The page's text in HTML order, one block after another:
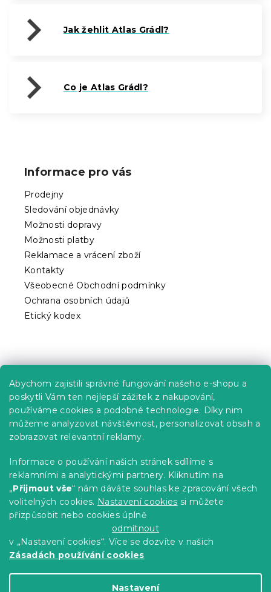
Abychom zajistili správné fungování našeho e-shopu a
poskytli Vám ten nejlepší zážitek z nakupování,
používáme cookies a podobné technologie. Díky nim
můžeme analyzovat návštěvnost, personalizovat obsah a
zobrazovat relevantní reklamy.
Informace o používání našich stránek sdílíme s
reklamními a analytickými partnery. Kliknutím na
„Přijmout vše“ nám dáváte souhlas ke zpracování všech
volitelných cookies. Nastavení cookies si můžete
přizpůsobit nebo cookies úplně
odmítnout
v „Nastavení cookies“. Více se dozvíte v našich
Zásadách používání cookies
Nastavení
Jak žehlit Atlas Grádl?
Co je Atlas Grádl?
Informace pro vás
Prodejny
Sledování objednávky
Možnosti dopravy
Možnosti platby
Reklamace a vrácení zboží
Kontakty
Všeobecné Obchodní podmínky
Ochrana osobních údajů
Etický kodex
Kariéra
Poptávky a B2B spolupráce
Proč se u nás registrovat?
Věrnostní program - Sleva až 10 %
Návody
Tabulky velikostí
Blog